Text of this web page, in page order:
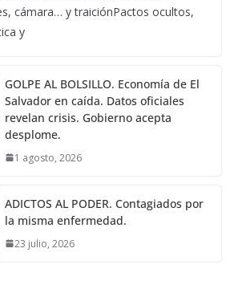
cámara… y traiciónPactos ocultos,
y
GOLPE AL BOLSILLO. Economía de El
Salvador en caída. Datos oficiales
revelan crisis. Gobierno acepta
desplome.
1 agosto, 2026
ADICTOS AL PODER. Contagiados por
la misma enfermedad.
23 julio, 2026